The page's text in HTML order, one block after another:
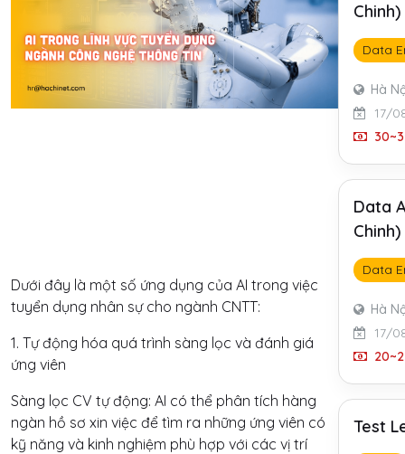
Dưới đây là một số ứng dụng của AI trong việc
tuyển dụng nhân sự cho ngành CNTT:
1. Tự động hóa quá trình sàng lọc và đánh giá
ứng viên
Sàng lọc CV tự động: AI có thể phân tích hàng
ngàn hồ sơ xin việc để tìm ra những ứng viên có
kỹ năng và kinh nghiệm phù hợp với các vị trí
Chinh)
Data
Hà
17/
Data
Chinh)
Data
Hà
17/
Test